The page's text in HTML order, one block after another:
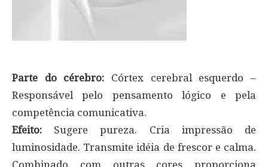
Parte do cérebro: Córtex cerebral esquerdo –
Responsável pelo pensamento lógico e pela
competência comunicativa.
Efeito: Sugere pureza. Cria impressão de
luminosidade. Transmite idéia de frescor e calma.
Combinado com outras cores proporciona